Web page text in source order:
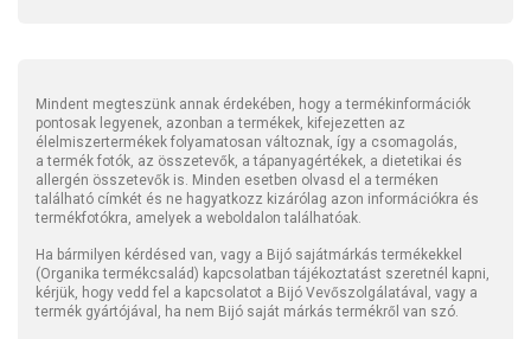
Mindent megteszünk annak érdekében, hogy a termékinformációk
pontosak legyenek, azonban a termékek, kifejezetten az
élelmiszertermékek folyamatosan változnak, így a csomagolás,
a termék fotók, az összetevők, a tápanyagértékek, a dietetikai és
allergén összetevők is. Minden esetben olvasd el a terméken
található címkét és ne hagyatkozz kizárólag azon információkra és
termékfotókra, amelyek a weboldalon találhatóak.
Ha bármilyen kérdésed van, vagy a Bijó sajátmárkás termékekkel
(Organika termékcsalád) kapcsolatban tájékoztatást szeretnél kapni,
kérjük, hogy vedd fel a kapcsolatot a Bijó Vevőszolgálatával, vagy a
termék gyártójával, ha nem Bijó saját márkás termékről van szó.